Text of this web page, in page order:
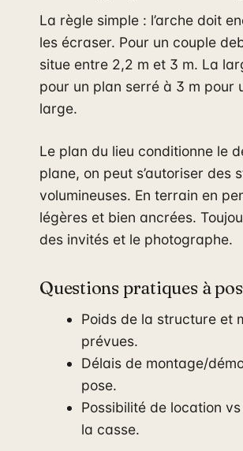
La règle simple : l’arche doit
les écraser. Pour un couple
situe entre 2,2 m et 3 m. La
pour un plan serré à 3 m pour
large.
Le plan du lieu conditionne le
plane, on peut s’autoriser des
volumineuses. En terrain en
légères et bien ancrées.
des invités et le photographe.
Questions pratiques à
Poids de la structure et
prévues.
Délais de montage/
pose.
Possibilité de location
la casse.